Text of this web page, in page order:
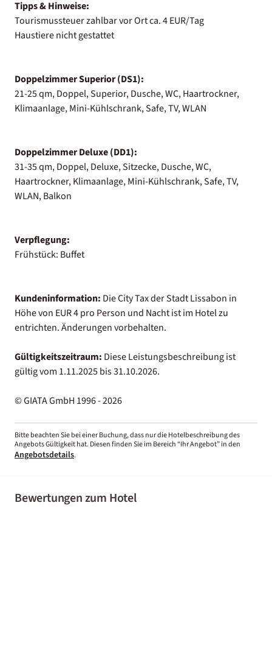
Tipps & Hinweise:
Tourismussteuer zahlbar vor Ort ca. 4 EUR/Tag
Haustiere nicht gestattet
Doppelzimmer Superior (DS1):
21-25 qm, Doppel, Superior, Dusche, WC, Haartrockner,
Klimaanlage, Mini-Kühlschrank, Safe, TV, WLAN
Doppelzimmer Deluxe (DD1):
31-35 qm, Doppel, Deluxe, Sitzecke, Dusche, WC,
Haartrockner, Klimaanlage, Mini-Kühlschrank, Safe, TV,
WLAN, Balkon
Verpflegung:
Frühstück: Buffet
Kundeninformation: Die City Tax der Stadt Lissabon in
Höhe von EUR 4 pro Person und Nacht ist im Hotel zu
entrichten. Änderungen vorbehalten.
Gültigkeitszeitraum: Diese Leistungsbeschreibung ist
gültig vom 1.11.2025 bis 31.10.2026.
© GIATA GmbH 1996 - 2026
Bitte beachten Sie bei einer Buchung, dass nur die Hotelbeschreibung des
Angebots Gültigkeit hat. Diesen finden Sie im Bereich “Ihr Angebot” in den
Angebotsdetails.
Bewertungen zum Hotel